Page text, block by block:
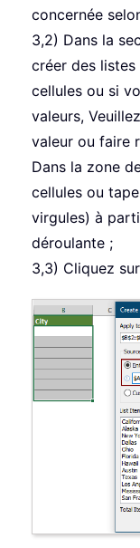
concernée
3,2) Dans la
créer des listes
cellules ou si
valeurs,
valeur ou faire
Dans la zone
cellules ou
virgules) à
déroulante ;
3,3) Cliquez